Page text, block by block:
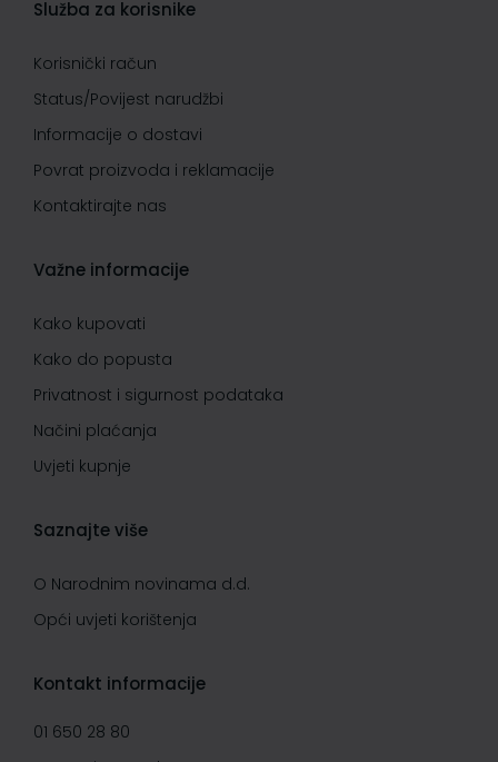
Služba za korisnike
Korisnički račun
Status/Povijest narudžbi
Informacije o dostavi
Povrat proizvoda i reklamacije
Kontaktirajte nas
Važne informacije
Kako kupovati
Kako do popusta
Privatnost i sigurnost podataka
Načini plaćanja
Uvjeti kupnje
Saznajte više
O Narodnim novinama d.d.
Opći uvjeti korištenja
Kontakt informacije
01 650 28 80